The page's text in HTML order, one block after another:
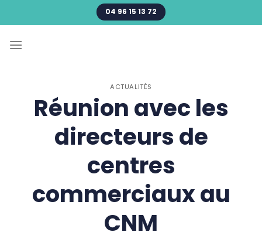
au
04 96 15 13 72
ACTUALITÉS
Réunion avec les
directeurs de
centres
commerciaux au
CNM